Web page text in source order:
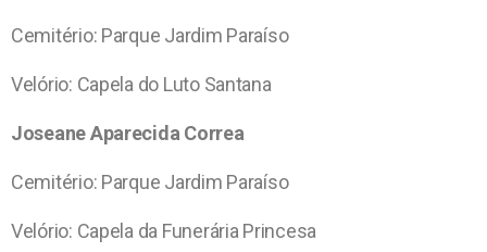
Cemitério: Parque Jardim Paraíso
Velório: Capela do Luto Santana
Joseane Aparecida Correa
Cemitério: Parque Jardim Paraíso
Velório: Capela da Funerária Princesa